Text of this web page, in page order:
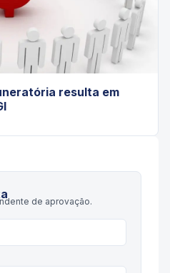
resulta em
de aprovação.